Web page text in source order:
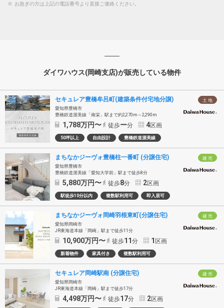
※ お急ぎの方は上記の電話番号より直接ご連絡ください。
ダイワハウス(岡崎支店)が販売している物件
土 地
セキュレア豊橋牟呂町(建築条件付宅地分譲)
愛知県豊橋市
豊橋鉄道渥美線「南栄」駅まで約2,270m～2,290m
1,788万円〜 徒歩ー分 4区画
50坪以上 自由設計 豊橋鉄道渥美線
建 売
まちなかジーヴォ豊橋柱一番町 (分譲住宅)
愛知県豊橋市
豊橋鉄道渥美線「愛知大学前」駅まで徒歩8分
5,880万円〜 徒歩8分 2区画
駅徒歩10分以内 複数駅利用可 即入居可
建 売
まちなかジーヴォ岡崎羽根東町(分譲住宅)
愛知県岡崎市
JR東海道本線「岡崎」駅まで徒歩11分
10,900万円〜 徒歩11分 1区画
新着物件 家具付き 複数駅利用可
建 売
セキュレア岡崎駅南 (分譲住宅)
愛知県岡崎市
JR東海道本線「岡崎」駅まで徒歩17分
4,498万円〜 徒歩17分 2区画